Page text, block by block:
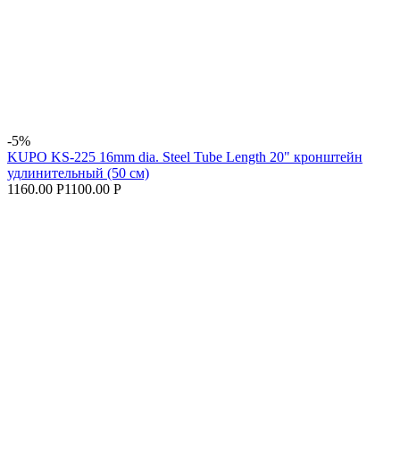
-5%
KUPO KS-225 16mm dia. Steel Tube Length 20" кронштейн
удлинительный (50 см)
1160.00 Р1100.00 Р